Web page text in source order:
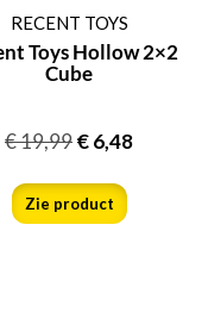
RECENT TOYS
Toys Hollow 2×2
Cube
€19,99€6,48
Zie product